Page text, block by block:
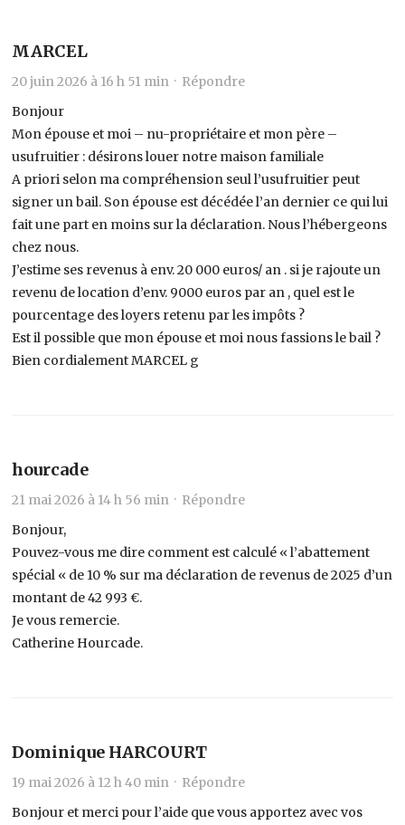
MARCEL
20 juin 2026 à 16 h 51 min · Répondre
Bonjour
Mon épouse et moi – nu-propriétaire et mon père –
usufruitier : désirons louer notre maison familiale
A priori selon ma compréhension seul l’usufruitier peut
signer un bail. Son épouse est décédée l’an dernier ce qui lui
fait une part en moins sur la déclaration. Nous l’hébergeons
chez nous.
J’estime ses revenus à env. 20 000 euros/ an . si je rajoute un
revenu de location d’env. 9000 euros par an , quel est le
pourcentage des loyers retenu par les impôts ?
Est il possible que mon épouse et moi nous fassions le bail ?
Bien cordialement MARCEL g
hourcade
21 mai 2026 à 14 h 56 min · Répondre
Bonjour,
Pouvez-vous me dire comment est calculé « l’abattement
spécial « de 10 % sur ma déclaration de revenus de 2025 d’un
montant de 42 993 €.
Je vous remercie.
Catherine Hourcade.
Dominique HARCOURT
19 mai 2026 à 12 h 40 min · Répondre
Bonjour et merci pour l’aide que vous apportez avec vos